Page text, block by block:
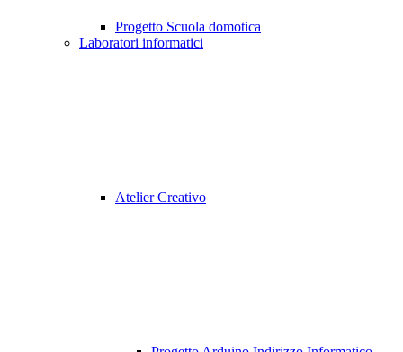
Progetto Scuola domotica
Laboratori informatici
Atelier Creativo